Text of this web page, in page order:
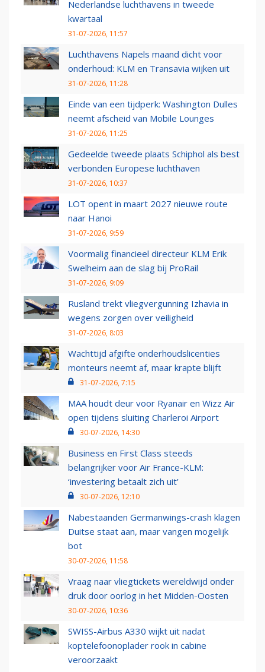
Nederlandse luchthavens in tweede
kwartaal
31-07-2026, 11:57
Luchthavens Napels maand dicht voor
onderhoud: KLM en Transavia wijken uit
31-07-2026, 11:28
Einde van een tijdperk: Washington Dulles
neemt afscheid van Mobile Lounges
31-07-2026, 11:25
Gedeelde tweede plaats Schiphol als best
verbonden Europese luchthaven
31-07-2026, 10:37
LOT opent in maart 2027 nieuwe route
naar Hanoi
31-07-2026, 9:59
Voormalig financieel directeur KLM Erik
Swelheim aan de slag bij ProRail
31-07-2026, 9:09
Rusland trekt vliegvergunning Izhavia in
wegens zorgen over veiligheid
31-07-2026, 8:03
Wachttijd afgifte onderhoudslicenties
monteurs neemt af, maar krapte blijft
31-07-2026, 7:15
MAA houdt deur voor Ryanair en Wizz Air
open tijdens sluiting Charleroi Airport
30-07-2026, 14:30
Business en First Class steeds
belangrijker voor Air France-KLM:
‘investering betaalt zich uit’
30-07-2026, 12:10
Nabestaanden Germanwings-crash klagen
Duitse staat aan, maar vangen mogelijk
bot
30-07-2026, 11:58
Vraag naar vliegtickets wereldwijd onder
druk door oorlog in het Midden-Oosten
30-07-2026, 10:36
SWISS-Airbus A330 wijkt uit nadat
koptelefoonoplader rook in cabine
veroorzaakt